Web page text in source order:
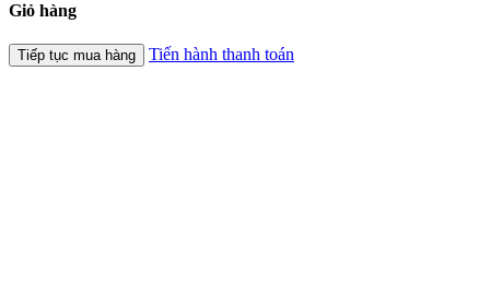
Giỏ hàng
Tiếp tục mua hàng Tiến hành thanh toán